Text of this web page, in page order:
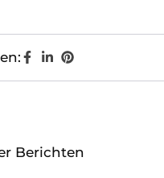
Berichten